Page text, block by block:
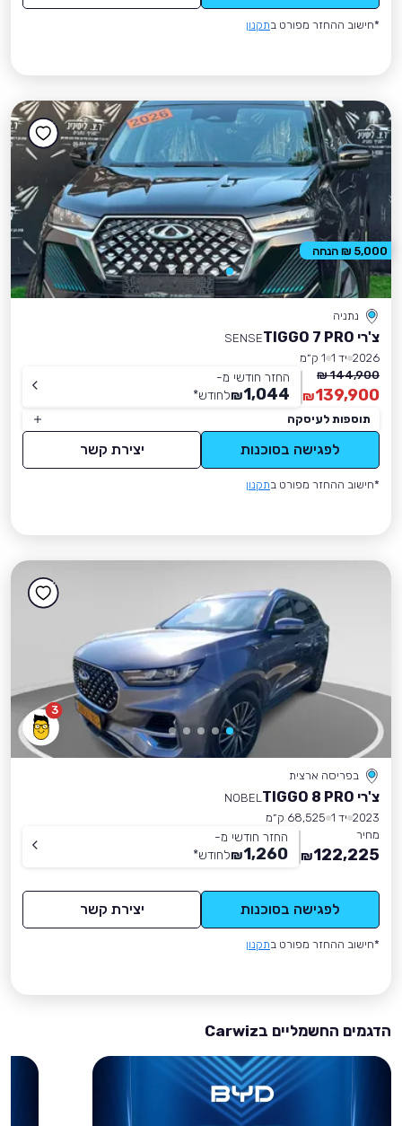
*חישוב ההחזר מפורט בתקנון
נתניה
צ'רי TIGGO 7 PRO
SENSE
2026 יד 1
1 ק״מ
144,900 ₪
139,900
₪
החזר חודשי מ-
1,044
₪לחודש*
תוספות לעיסקה
לפגישה בסוכנות יצירת קשר
*חישוב ההחזר מפורט בתקנון
5,000 ₪ הנחה
3
בפריסה ארצית
צ'רי TIGGO 8 PRO
NOBEL
2023 יד 1
68,525 ק״מ
מחיר
122,225
₪
החזר חודשי מ-
1,260
₪לחודש*
לפגישה בסוכנות יצירת קשר
*חישוב ההחזר מפורט בתקנון
הדגמים החשמליים בCarwiz